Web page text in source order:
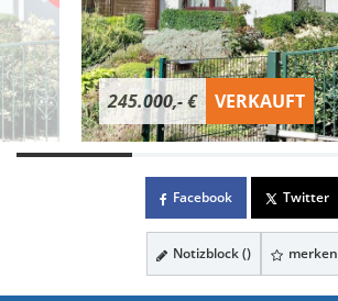
245.000,- € VERKAUFT
Facebook Twitter
Notizblock () merken